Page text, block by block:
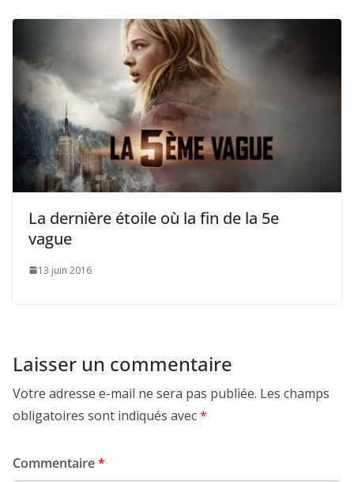
La dernière étoile où la fin de la 5e
vague
13 juin 2016
Laisser un commentaire
Votre adresse e-mail ne sera pas publiée. Les champs
obligatoires sont indiqués avec*
Commentaire*